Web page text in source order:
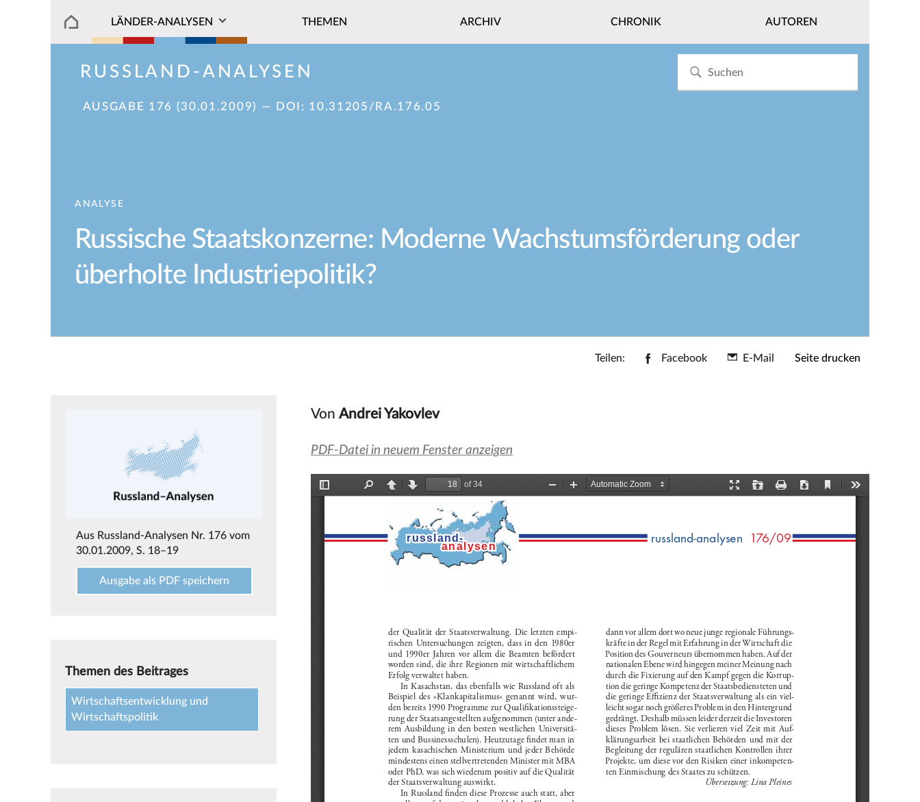
LÄNDER-ANALYSEN THEMEN ARCHIV CHRONIK AUTOREN
RUSSLAND-ANALYSEN
AUSGABE 176 (30.01.2009) — DOI: 10.31205/RA.176.05
ANALYSE
Russische Staatskonzerne: Moderne Wachstumsförderung oder
überholte Industriepolitik?
Teilen: Facebook E-Mail Seite drucken
Aus Russland-Analysen Nr. 176 vom
30.01.2009, S. 18–19
Ausgabe als PDF speichern
Themen des Beitrages
Wirtschaftsentwicklung und
Wirtschaftspolitik
VonAndrei Yakovlev
PDF-Datei in neuem Fenster anzeigen